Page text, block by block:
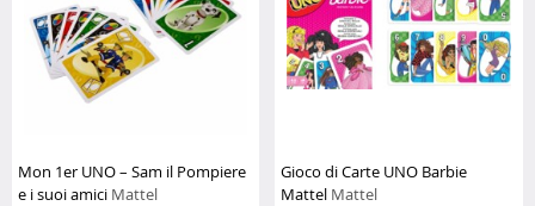
Mon 1er UNO – Sam il Pompiere
e i suoi amici Mattel
Gioco di Carte UNO Barbie
Mattel Mattel